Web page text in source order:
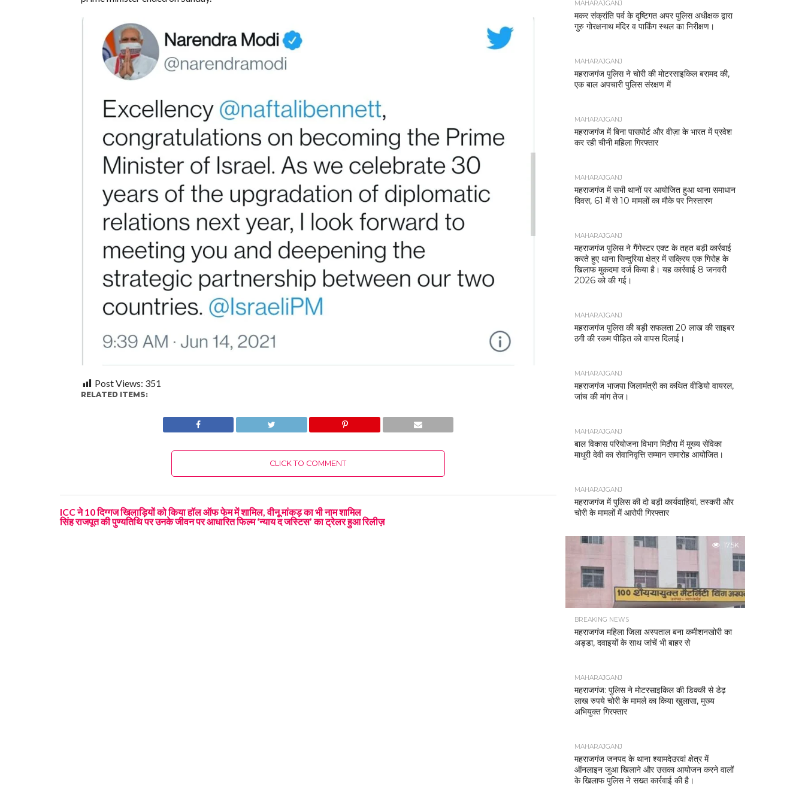
Post Views: 351
RELATED ITEMS:
CLICK TO COMMENT
ICC ने 10 दिग्गज खिलाड़ियों को किया हॉल ऑफ फेम में शामिल, वीनू मांकड़ का भी नाम शामिल
सिंह राजपूत की पुण्यतिथि पर उनके जीवन पर आधारित फिल्म ‘न्याय द जस्टिस’ का ट्रेलर हुआ रिलीज़
MAHARAJGANJ
मकर संक्रांति पर्व के दृष्टिगत अपर पुलिस अधीक्षक द्वारा
गुरु गोरक्षनाथ मंदिर व पार्किंग स्थल का निरीक्षण।
MAHARAJGANJ
महराजगंज पुलिस ने चोरी की मोटरसाइकिल बरामद की,
एक बाल अपचारी पुलिस संरक्षण में
MAHARAJGANJ
महराजगंज में बिना पासपोर्ट और वीज़ा के भारत में प्रवेश
कर रही चीनी महिला गिरफ्तार
MAHARAJGANJ
महराजगंज में सभी थानों पर आयोजित हुआ थाना समाधान
दिवस, 61 में से 10 मामलों का मौके पर निस्तारण
MAHARAJGANJ
महराजगंज पुलिस ने गैंगेस्टर एक्ट के तहत बड़ी कार्रवाई
करते हुए थाना सिन्दुरिया क्षेत्र में सक्रिय एक गिरोह के
खिलाफ मुकदमा दर्ज किया है। यह कार्रवाई 8 जनवरी
2026 को की गई।
MAHARAJGANJ
महराजगंज पुलिस की बड़ी सफलता 20 लाख की साइबर
ठगी की रकम पीड़ित को वापस दिलाई।
MAHARAJGANJ
महराजगंज भाजपा जिलामंत्री का कथित वीडियो वायरल,
जांच की मांग तेज।
MAHARAJGANJ
बाल विकास परियोजना विभाग मिठौरा में मुख्य सेविका
माधुरी देवी का सेवानिवृत्ति सम्मान समारोह आयोजित।
MAHARAJGANJ
महराजगंज में पुलिस की दो बड़ी कार्यवाहियां, तस्करी और
चोरी के मामलों में आरोपी गिरफ्तार
17.5K
BREAKING NEWS
महराजगंज महिला जिला अस्पताल बना कमीशनखोरी का
अड्डा, दवाइयों के साथ जांचें भी बाहर से
MAHARAJGANJ
महराजगंज: पुलिस ने मोटरसाइकिल की डिक्की से डेढ़
लाख रुपये चोरी के मामले का किया खुलासा, मुख्य
अभियुक्त गिरफ्तार
MAHARAJGANJ
महराजगंज जनपद के थाना श्यामदेउरवां क्षेत्र में
ऑनलाइन जुआ खिलाने और उसका आयोजन करने वालों
के खिलाफ पुलिस ने सख्त कार्रवाई की है।